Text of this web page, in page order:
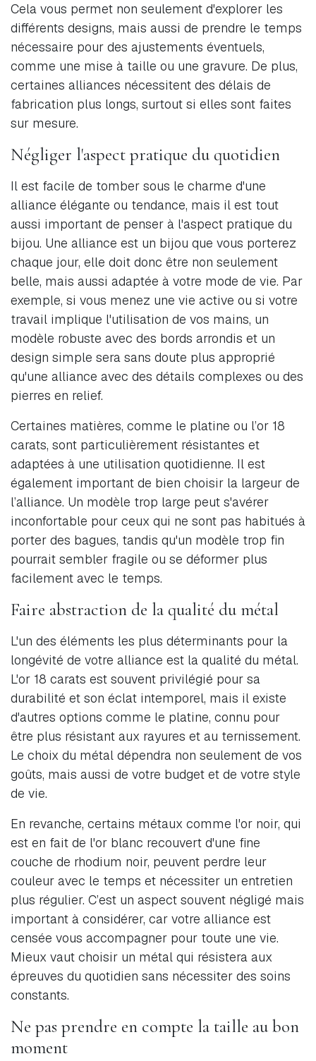
Cela vous permet non seulement d'explorer les
différents designs, mais aussi de prendre le temps
nécessaire pour des ajustements éventuels,
comme une mise à taille ou une gravure. De plus,
certaines alliances nécessitent des délais de
fabrication plus longs, surtout si elles sont faites
sur mesure.
Négliger l'aspect pratique du quotidien
Il est facile de tomber sous le charme d'une
alliance élégante ou tendance, mais il est tout
aussi important de penser à l'aspect pratique du
bijou. Une alliance est un bijou que vous porterez
chaque jour, elle doit donc être non seulement
belle, mais aussi adaptée à votre mode de vie. Par
exemple, si vous menez une vie active ou si votre
travail implique l'utilisation de vos mains, un
modèle robuste avec des bords arrondis et un
design simple sera sans doute plus approprié
qu'une alliance avec des détails complexes ou des
pierres en relief.
Certaines matières, comme le platine ou l’or 18
carats, sont particulièrement résistantes et
adaptées à une utilisation quotidienne. Il est
également important de bien choisir la largeur de
l’alliance. Un modèle trop large peut s'avérer
inconfortable pour ceux qui ne sont pas habitués à
porter des bagues, tandis qu'un modèle trop fin
pourrait sembler fragile ou se déformer plus
facilement avec le temps.
Faire abstraction de la qualité du métal
L'un des éléments les plus déterminants pour la
longévité de votre alliance est la qualité du métal.
L'or 18 carats est souvent privilégié pour sa
durabilité et son éclat intemporel, mais il existe
d'autres options comme le platine, connu pour
être plus résistant aux rayures et au ternissement.
Le choix du métal dépendra non seulement de vos
goûts, mais aussi de votre budget et de votre style
de vie.
En revanche, certains métaux comme l'or noir, qui
est en fait de l'or blanc recouvert d'une fine
couche de rhodium noir, peuvent perdre leur
couleur avec le temps et nécessiter un entretien
plus régulier. C’est un aspect souvent négligé mais
important à considérer, car votre alliance est
censée vous accompagner pour toute une vie.
Mieux vaut choisir un métal qui résistera aux
épreuves du quotidien sans nécessiter des soins
constants.
Ne pas prendre en compte la taille au bon
moment